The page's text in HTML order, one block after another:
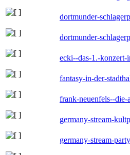
dortmunder-
dortmunder-
ecki--das-1.-konzert-
fantasy-in-der-
frank-neuenfels--
germany-stream-
germany-stream-